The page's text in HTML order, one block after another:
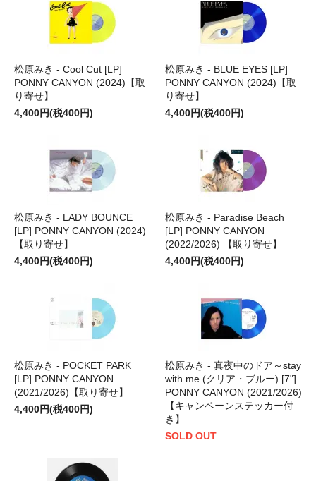
松原みき - Cool Cut [LP]
PONNY CANYON (2024)【取
り寄せ】
4,400円(税400円)
松原みき - BLUE EYES [LP]
PONNY CANYON (2024)【取
り寄せ】
4,400円(税400円)
松原みき - LADY BOUNCE
[LP] PONNY CANYON (2024)
【取り寄せ】
4,400円(税400円)
松原みき - Paradise Beach
[LP] PONNY CANYON
(2022/2026) 【取り寄せ】
4,400円(税400円)
松原みき - POCKET PARK
[LP] PONNY CANYON
(2021/2026)【取り寄せ】
4,400円(税400円)
松原みき - 真夜中のドア～stay
with me (クリア・ブルー) [7"]
PONNY CANYON (2021/2026)
【キャンペーンステッカー付
き】
SOLD OUT